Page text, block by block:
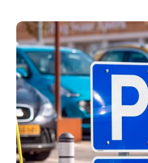
Find parkering i Aarhusregionen